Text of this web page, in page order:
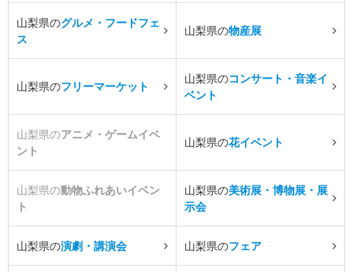
山梨県のグルメ・フードフェ
ス
山梨県の物産展
山梨県のフリーマーケット
山梨県のコンサート・音楽イ
ベント
山梨県のアニメ・ゲームイベ
ント
山梨県の花イベント
山梨県の動物ふれあいイベン
ト
山梨県の美術展・博物展・展
示会
山梨県の演劇・講演会 山梨県のフェア